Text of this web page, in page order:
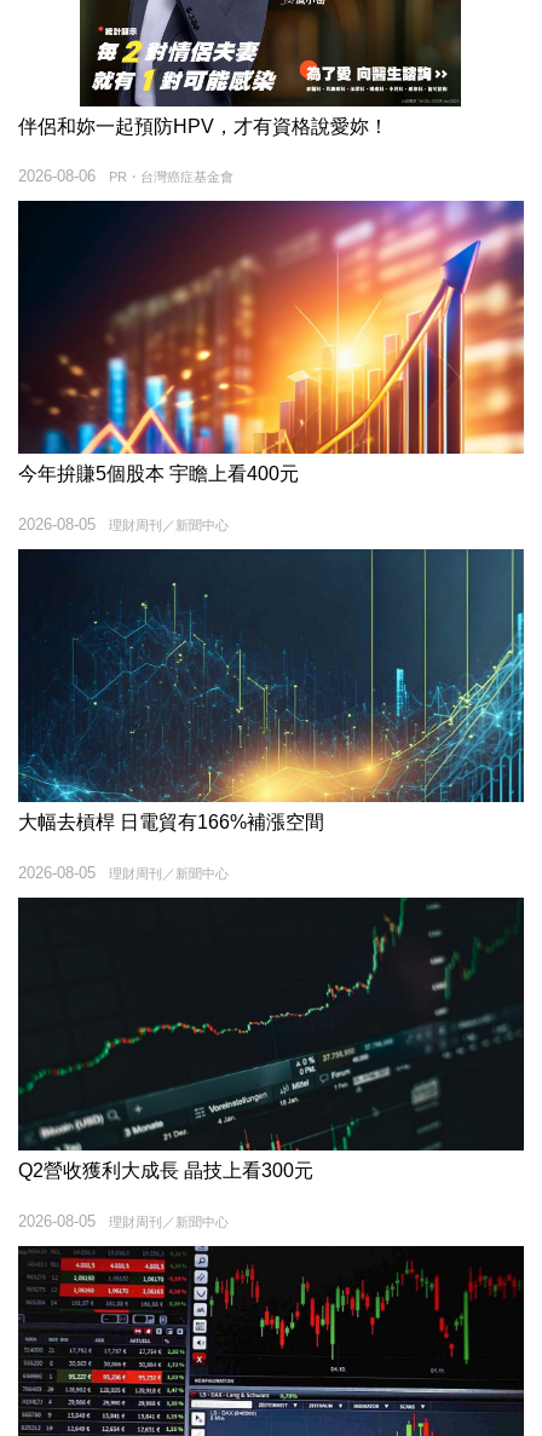
伴侶和妳一起預防HPV，才有資格說愛妳！
PR・台灣癌症基金會
2026-08-06
今年拚賺5個股本 宇瞻上看400元
理財周刊／新聞中心
2026-08-05
大幅去槓桿 日電貿有166%補漲空間
理財周刊／新聞中心
2026-08-05
Q2營收獲利大成長 晶技上看300元
理財周刊／新聞中心
2026-08-05